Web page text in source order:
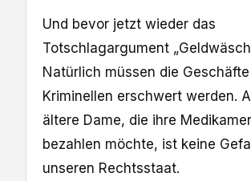
Und bevor jetzt wieder das
Totschlagargument
Natürlich müssen die
Kriminellen erschwert werden.
ältere Dame, die ihre
bezahlen möchte, ist keine
unseren Rechtsstaat.